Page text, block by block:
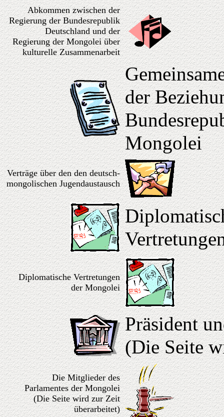
Abkommen zwischen der
Regierung der Bundesrepublik
Deutschland und der
Regierung der Mongolei über
kulturelle Zusammenarbeit
der
Mongolei
Verträge über den den deutsch-
mongolischen Jugendaustausch
Diplomatische Vertretungen
der Mongolei
Präsident
(Die Seite
Die Mitglieder des
Parlamentes der Mongolei
(Die Seite wird zur Zeit
überarbeitet)